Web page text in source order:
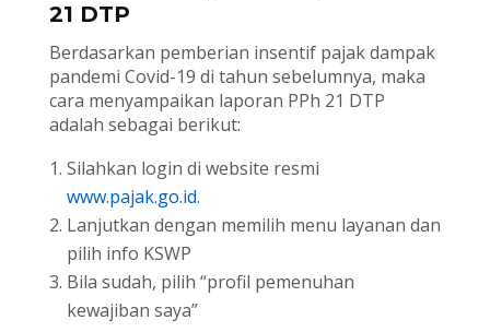
21 DTP
Berdasarkan pemberian insentif pajak dampak
pandemi Covid-19 di tahun sebelumnya, maka
cara menyampaikan laporan PPh 21 DTP
adalah sebagai berikut:
Silahkan login di website resmi
www.pajak.go.id.
Lanjutkan dengan memilih menu layanan dan
pilih info KSWP
Bila sudah, pilih “profil pemenuhan
kewajiban saya”